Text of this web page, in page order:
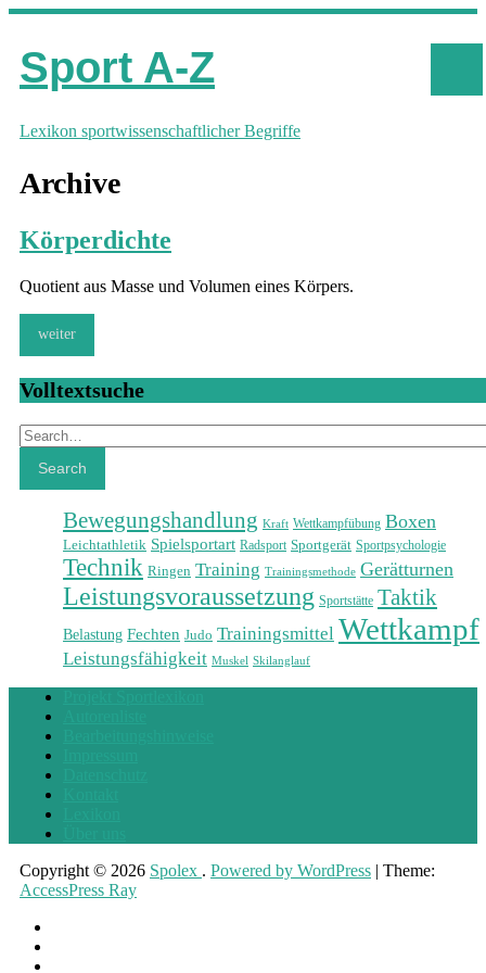
Sport A-Z
Lexikon sportwissenschaftlicher Begriffe
Archive
Körperdichte
Quotient aus Masse und Volumen eines Körpers.
weiter
Volltextsuche
Search
Search
Bewegungshandlung Kraft Wettkampfübung Boxen
Leichtathletik Spielsportart Radsport Sportgerät Sportpsychologie
Technik Ringen Training Trainingsmethode Gerätturnen
Leistungsvoraussetzung Sportstätte Taktik
Belastung Fechten Judo Trainingsmittel Wettkampf
Leistungsfähigkeit Muskel Skilanglauf
Copyright © 2026 Spolex . Powered by WordPress | Theme:
AccessPress Ray